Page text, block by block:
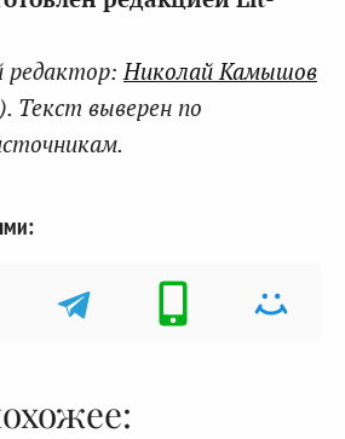
редактор:Николай Камышов
Текст выверен по